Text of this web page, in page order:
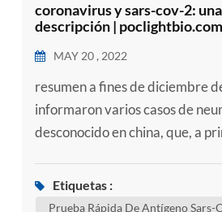
coronavirus y sars-cov-2:
descripción | poclightbio.com
MAY 20 , 2022
resumen a fines de diciembre
informaron varios casos de
desconocido en china, que, a
nuevo coronavirus., el virus más
denominó síndrome
Etiquetas :
Prueba Rápida De Antígeno Sars-